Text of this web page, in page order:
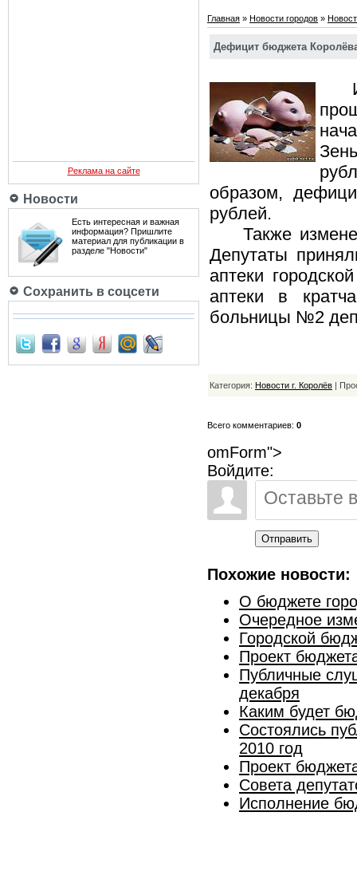
Реклама на сайте
Новости
Есть интересная и важная
информация? Пришлите
материал для публикации в
разделе "Новости"
Сохранить в соцсети
Главная » Новости городов »
Дефицит бюджета
образом,
рублей.
Также
Депутаты
аптеки
аптеки в
больницы №2
Категория: Новости г. Королёв |
Всего комментариев: 0
omForm">
Войдите:
Отправить
Похожие новости:
О бюджете
Очередное
Городской
Проект
Публичные
декабря
Каким будет
Состоялись
2010 год
Проект
Совета
Исполнение